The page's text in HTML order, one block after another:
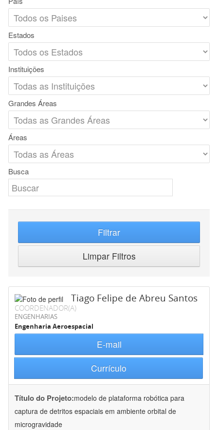
Estados
Instituições
Grandes Áreas
Áreas
Busca
Filtrar
Limpar Filtros
Tiago Felipe de Abreu Santos
COORDENADOR(A)
ENGENHARIAS
Engenharia Aeroespacial
E-mail
Currículo
Título do Projeto:modelo de plataforma robótica para
captura de detritos espaciais em ambiente orbital de
microgravidade